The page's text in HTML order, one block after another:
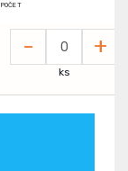
POČET
- +
ks